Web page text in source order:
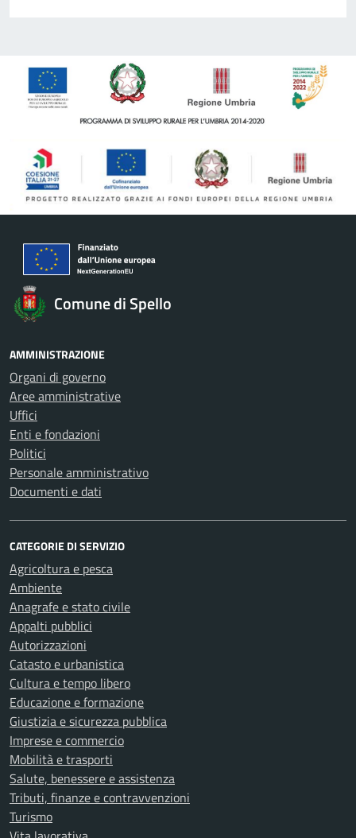
Comune di Spello
AMMINISTRAZIONE
Organi di governo
Aree amministrative
Uffici
Enti e fondazioni
Politici
Personale amministrativo
Documenti e dati
CATEGORIE DI SERVIZIO
Agricoltura e pesca
Ambiente
Anagrafe e stato civile
Appalti pubblici
Autorizzazioni
Catasto e urbanistica
Cultura e tempo libero
Educazione e formazione
Giustizia e sicurezza pubblica
Imprese e commercio
Mobilità e trasporti
Salute, benessere e assistenza
Tributi, finanze e contravvenzioni
Turismo